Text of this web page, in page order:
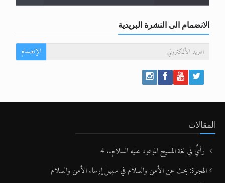
الانضمام الى النشرة البريدية
الإنضمام
المقالات
رأيٌ في لغة المسيح الموعود عليه السلام.. 4
الهجرة: بحث عن الأمن والسلام في سبيل إرساء الأمن والسلام